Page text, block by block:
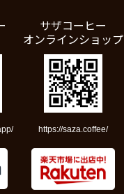
サザコーヒー
オンラインショップ
https://saza.coffee/